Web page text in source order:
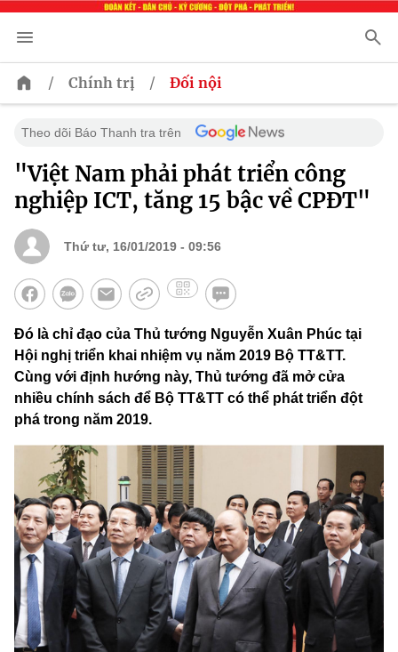
/ Chính trị / Đối nội
Theo dõi Báo Thanh tra trên
"Việt Nam phải phát triển công
nghiệp ICT, tăng 15 bậc về CPĐT"
Thứ tư, 16/01/2019 - 09:56
Đó là chỉ đạo của Thủ tướng Nguyễn Xuân Phúc tại
Hội nghị triển khai nhiệm vụ năm 2019 Bộ TT&TT.
Cùng với định hướng này, Thủ tướng đã mở cửa
nhiều chính sách để Bộ TT&TT có thể phát triển đột
phá trong năm 2019.